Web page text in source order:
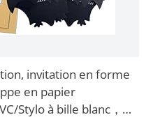
invitation en forme
en papier
Stylo à bille blanc，
fête !